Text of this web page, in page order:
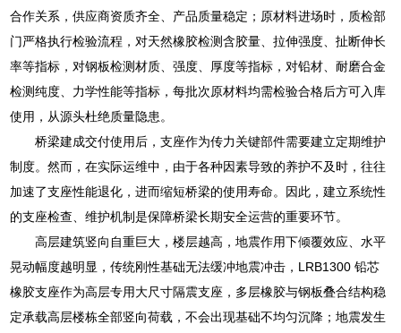
合作关系，供应商资质齐全、产品质量稳定；原材料进场时，质检部
门严格执行检验流程，对天然橡胶检测含胶量、拉伸强度、扯断伸长
率等指标，对钢板检测材质、强度、厚度等指标，对铅材、耐磨合金
检测纯度、力学性能等指标，每批次原材料均需检验合格后方可入库
使用，从源头杜绝质量隐患。
桥梁建成交付使用后，支座作为传力关键部件需要建立定期维护
制度。然而，在实际运维中，由于各种因素导致的养护不及时，往往
加速了支座性能退化，进而缩短桥梁的使用寿命。因此，建立系统性
的支座检查、维护机制是保障桥梁长期安全运营的重要环节。
高层建筑竖向自重巨大，楼层越高，地震作用下倾覆效应、水平
晃动幅度越明显，传统刚性基础无法缓冲地震冲击，LRB1300 铅芯
橡胶支座作为高层专用大尺寸隔震支座，多层橡胶与钢板叠合结构稳
定承载高层楼栋全部竖向荷载，不会出现基础不均匀沉降；地震发生